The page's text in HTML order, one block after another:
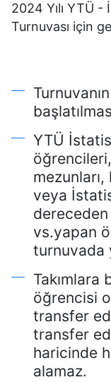
2024 Yılı YTÜ
Turnuvası için
YTÜ
mezunları,
veya
vs.yapan
turnuvada
Takımlara
öğrencisi
transfer
transfer
haricinde
alamaz.